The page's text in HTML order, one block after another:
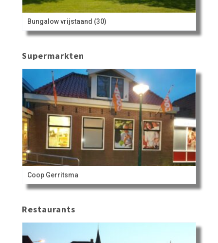
Bungalow vrijstaand (30)
Supermarkten
Coop Gerritsma
Restaurants